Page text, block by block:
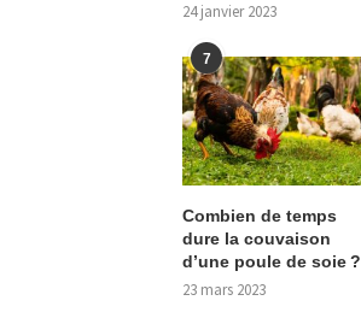
24 janvier 2023
7
Combien de temps
dure la couvaison
d’une poule de soie ?
23 mars 2023